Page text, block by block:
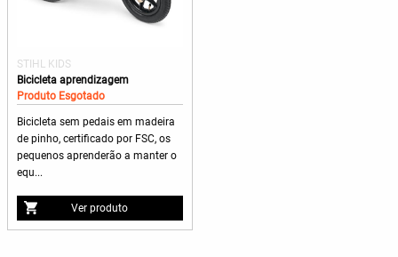
STIHL KIDS
Bicicleta aprendizagem
Produto Esgotado
Bicicleta sem pedais em madeira
de pinho, certificado por FSC, os
pequenos aprenderão a manter o
equ...
Ver produto